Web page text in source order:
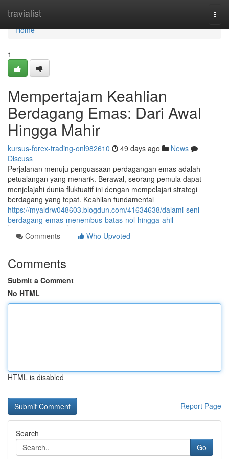
travialist
Home
Home
1
Mempertajam Keahlian
Berdagang Emas: Dari Awal
Hingga Mahir
kursus-forex-trading-onl982610 49 days ago
News
Discuss
Perjalanan menuju penguasaan perdagangan emas adalah
petualangan yang menarik. Berawal, seorang pemula dapat
menjelajahi dunia fluktuatif ini dengan mempelajari strategi
berdagang yang tepat. Keahlian fundamental
https://myaldrw048603.blogdun.com/41634638/dalami-seni-
berdagang-emas-menembus-batas-nol-hingga-ahil
Comments
Who Upvoted
Comments
Submit a Comment
No HTML
HTML is disabled
Report Page
Search
Go